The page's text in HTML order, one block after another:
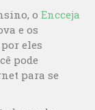
oEncceja
e os
eles
pode
para se